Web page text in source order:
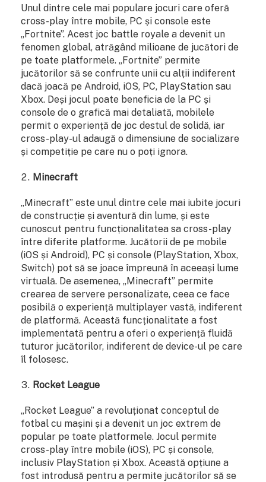
Unul dintre cele mai populare jocuri care oferă
cross-play între mobile, PC și console este
„Fortnite”. Acest joc battle royale a devenit un
fenomen global, atrăgând milioane de jucători de
pe toate platformele. „Fortnite” permite
jucătorilor să se confrunte unii cu alții indiferent
dacă joacă pe Android, iOS, PC, PlayStation sau
Xbox. Deși jocul poate beneficia de la PC și
console de o grafică mai detaliată, mobilele
permit o experiență de joc destul de solidă, iar
cross-play-ul adaugă o dimensiune de socializare
și competiție pe care nu o poți ignora.
Minecraft
„Minecraft” este unul dintre cele mai iubite jocuri
de construcție și aventură din lume, și este
cunoscut pentru funcționalitatea sa cross-play
între diferite platforme. Jucătorii de pe mobile
(iOS și Android), PC și console (PlayStation, Xbox,
Switch) pot să se joace împreună în aceeași lume
virtuală. De asemenea, „Minecraft” permite
crearea de servere personalizate, ceea ce face
posibilă o experiență multiplayer vastă, indiferent
de platformă. Această funcționalitate a fost
implementată pentru a oferi o experiență fluidă
tuturor jucătorilor, indiferent de device-ul pe care
îl folosesc.
Rocket League
„Rocket League” a revoluționat conceptul de
fotbal cu mașini și a devenit un joc extrem de
popular pe toate platformele. Jocul permite
cross-play între mobile (iOS), PC și console,
inclusiv PlayStation și Xbox. Această opțiune a
fost introdusă pentru a permite jucătorilor să se